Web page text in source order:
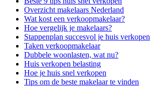
Overzicht makelaars Nederland
Wat kost een verkoopmakelaar?
Hoe vergelijk je makelaars?
Stappenplan succesvol je huis verkopen
Taken verkoopmakelaar
Dubbele woonlasten, wat nu?
Huis verkopen belasting
Hoe je huis snel verkopen
Tips om de beste makelaar te vinden